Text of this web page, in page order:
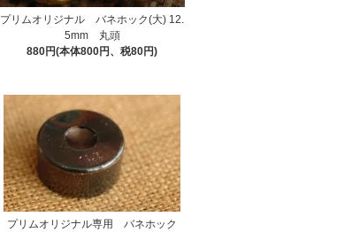
プリムオリジナル バネホック(大) 12.
5mm 丸頭
880円(本体800円、税80円)
プリムオリジナル専用 バネホック